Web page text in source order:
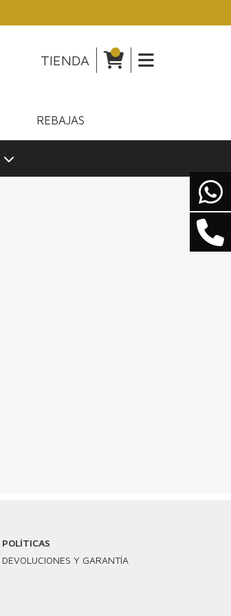
TIENDA
REBAJAS
POLÍTICAS
DEVOLUCIONES Y GARANTÍA